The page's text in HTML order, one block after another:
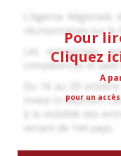
Pour
Cliquez
A
pour un